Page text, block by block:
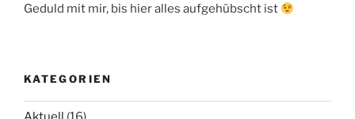
Geduld mit mir, bis hier alles aufgehübscht ist
KATEGORIEN